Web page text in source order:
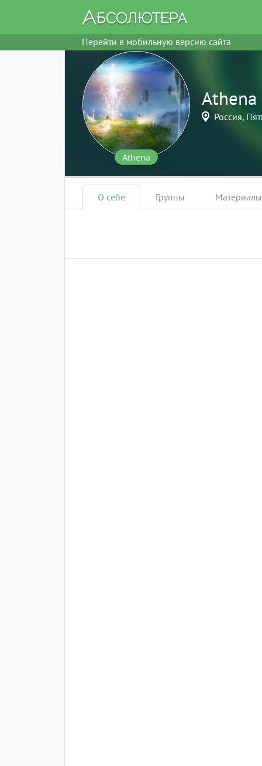
Перейти в мобильную версию сайта
Athena
Athena
Россия,
О себе Группы Материалы